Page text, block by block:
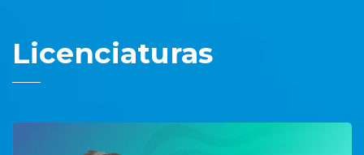
Licenciaturas